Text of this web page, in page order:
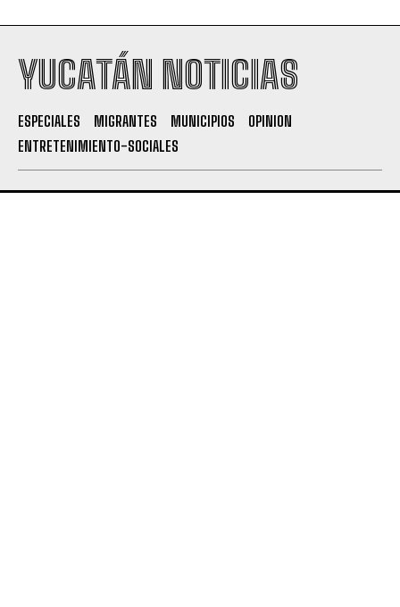
YUCATÁN NOTICIAS
ESPECIALES MIGRANTES MUNICIPIOS
OPINION
ENTRETENIMIENTO-SOCIALES